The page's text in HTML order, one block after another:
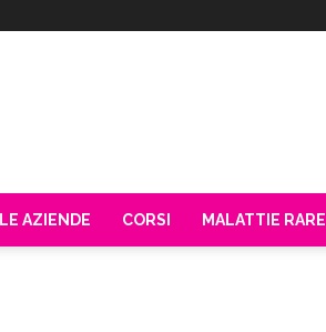
AZIENDE CORSI MALATTIE RARE